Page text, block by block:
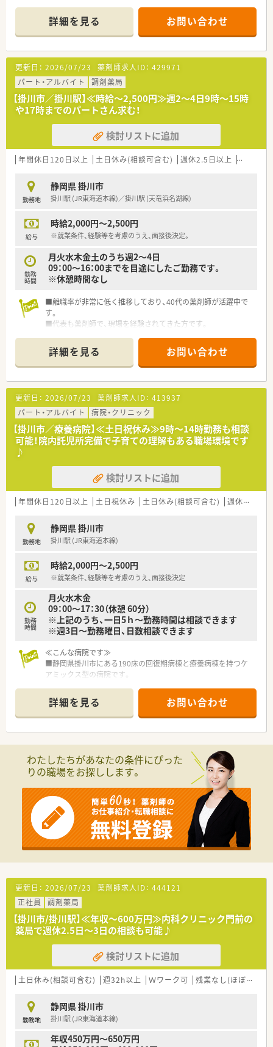
る環境です。
■弊社からの紹介実績あり♪
詳細を見る お問い合わせ
更新日： 2026/07/23 薬剤師求人ID： 429971
パート・アルバイト
調剤薬局
【掛川市／掛川駅】≪時給～2,500円≫週2～4日9時～15時
や17時までのパートさん求む！
検討リストに追加
年間休日120日以上 土日休み(相談可含む) 週休2.5日以上 残業な
勤務地
静岡県 掛川市
掛川駅 (JR東海道本線)／掛川駅 (天竜浜名湖線)
給与
時給2,000円～2,500円
※就業条件、経験等を考慮のうえ、面接後決定。
勤務
時間
月火水木金土のうち週2～4日
09：00～16：00までを目途にしたご勤務です。
※休憩時間なし
■離職率が非常に低く推移しており、40代の薬剤師が活躍中で
す。
■代表も薬剤師で、現場を経験されてきた方です。
利益売上率も高くございます。企業基盤が盤石な薬局です。
詳細を見る お問い合わせ
更新日： 2026/07/23 薬剤師求人ID： 413937
パート・アルバイト
病院・クリニック
【掛川市／療養病院】≪土日祝休み≫9時～14時勤務も相談
可能！院内託児所完備で子育ての理解もある職場環境です
♪
検討リストに追加
年間休日120日以上 土日祝休み 土日休み(相談可含む) 週休2.5日以上
勤務地
静岡県 掛川市
掛川駅 (JR東海道本線)
給与
時給2,000円～2,500円
※就業条件、経験等を考慮のうえ、面接後決定
勤務
時間
月火水木金
09：00～17：30（休憩 60分）
※上記のうち、一日5ｈ～勤務時間は相談できます
※週3日～勤務曜日、日数相談できます
≪こんな病院です≫
■静岡県掛川市にある190床の回復期病棟と療養病棟を持つケ
アミックス型の病院です。
■2015年に新築、院内は明るく開放的で設備も充実した職場環
境です。
■入院、リハビリ、在宅まで患者さん一人ひとりの生活に寄り添
った医療介護サービスを提供しています。
■外来調剤はほとんどございません。
■入院調剤については定期及び臨時処方カートセットなどをし
■服薬指導については自己管理移行時、退院時などに時折発生致
します。
■注射薬については患者様毎のセットのまで、混注業務は発生致
しません。
■DI業務や病棟業務については件数は多くはございませんが発
生致します。
■週3日～5日でご希望の曜日、日数に合わせた勤務が選べます。
■9時～17時30分の間で1日5時間程度から勤務時間も相談出来
ます。
■院内託児所の利用が可能です。
■1時間単位で有給休暇の取得が可能です。
≪託児所について≫
■開園時間：平日8:30～18:00
※第1・3土曜日は開園日となります。
■閉園日：土曜日、日曜日、祝日
■保育料：18,000円/月
詳細を見る お問い合わせ
わたしたちがあなたの条件にぴった
りの職場をお探しします。
更新日： 2026/07/23 薬剤師求人ID： 444121
正社員
調剤薬局
【掛川市/掛川駅】≪年収～600万円≫内科クリニック門前の
薬局で週休2.5日～3日の相談も可能♪
検討リストに追加
土日休み(相談可含む) 週32h以上 Ｗワーク可 残業なし(ほぼなし含む)
勤務地
静岡県 掛川市
掛川駅 (JR東海道本線)
年収450万円～650万円